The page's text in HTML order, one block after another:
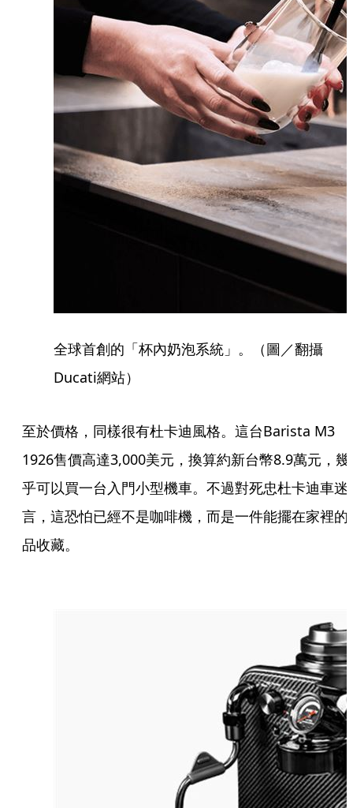
全球首創的「杯內奶泡系統」。（圖／翻攝
Ducati網站）
至於價格，同樣很有杜卡迪風格。這台Barista M3
1926售價高達3,000美元，換算約新台幣8.9萬元，幾
乎可以買一台入門小型機車。不過對死忠杜卡迪車迷
言，這恐怕已經不是咖啡機，而是一件能擺在家裡的
品收藏。